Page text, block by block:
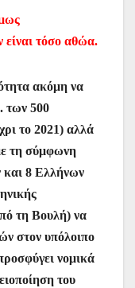
είναι τόσο αθώα.
ακόμη να
των 500
το 2021) αλλά
τη σύμφωνη
και 8 Ελλήνων
τη Βουλή) να
στον υπόλοιπο
νομικά
του